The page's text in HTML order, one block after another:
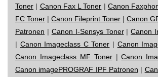
Toner | Canon Fax L Toner | Canon
FC Toner | Canon Fileprint Toner | Canon
Patronen | Canon I-Sensys Toner|Canon
| Canon Imageclass C Toner | Canon
Canon Imageclass MF Toner|Canon
Canon imagePROGRAF IPF Patronen |